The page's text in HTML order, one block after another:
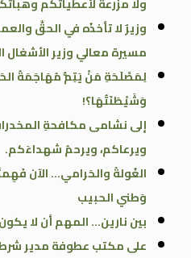
وزيرٌ لا تأخذُه في الحقِّ
مسيرة معالي وزير
لِمَصْلَحَةِ مَنْ يَتِمُّ مُهَاجَمَةُ
وَشَيْطَنَتُهَا؟!
إلى نشامى مكافحةِ
ويرعاكم، ويرحمُ شهداءَكم.
الغُولةُ والحَرامي… الآن
وَطني الحبيب
بين نارين… المهم أن لا
على مكتب عطوفة مدير